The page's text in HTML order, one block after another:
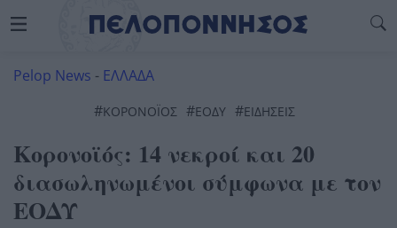
Pelop News - ΕΛΛΑΔΑ
#ΚΟΡΟΝΟΪΌΣ #ΕΟΔΥ #ΕΙΔΗΣΕΙΣ
Κορονοϊός: 14 νεκροί και 20
διασωληνωμένοι σύμφωνα με τον
ΕΟΔΥ